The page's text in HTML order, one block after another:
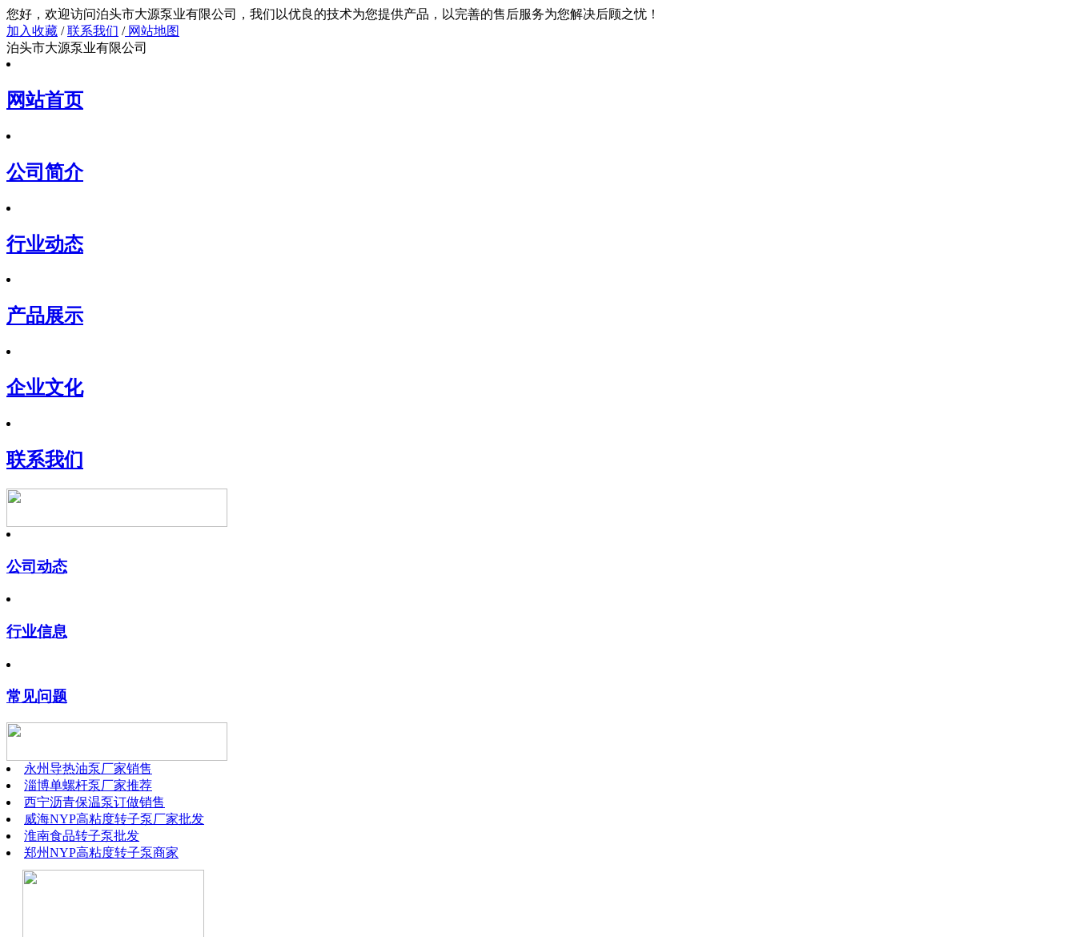
您好，欢迎访问泊头市大源泵业有限公司，我们以优良的技术为您提供产品，以完善的售后服务为您解决后顾之忧！
加入收藏 /联系我们 /网站地图
泊头市大源泵业有限公司
网站首页
公司简介
行业动态
产品展示
企业文化
联系我们
公司动态
行业信息
常见问题
永州导热油泵厂家销售
淄博单螺杆泵厂家推荐
西宁沥青保温泵订做销售
威海NYP高粘度转子泵厂家批发
淮南食品转子泵批发
郑州NYP高粘度转子泵商家